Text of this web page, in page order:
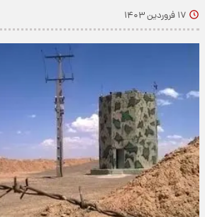
۱۷ فروردین ۱۴۰۳